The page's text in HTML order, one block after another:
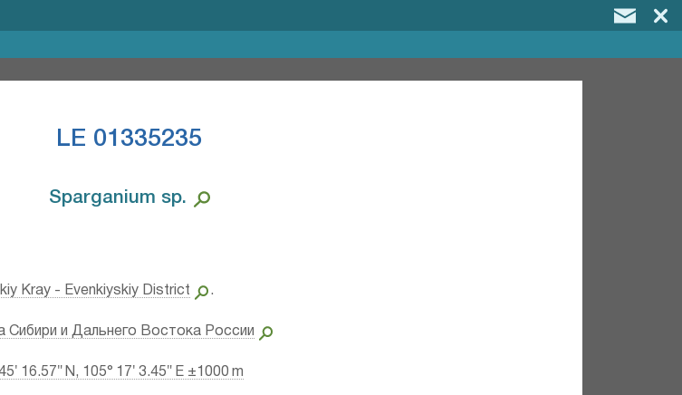
LE 01335235
Sparganium sp.⁣
Kray - Evenkiyskiy District .
Сибири и Дальнего Востока России
16.57″ N, 105° 17′ 3.45″ E ±1000 m